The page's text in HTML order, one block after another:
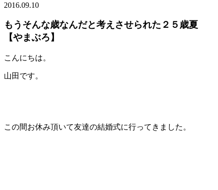
2016.09.10
もうそんな歳なんだと考えさせられた２５歳夏
【やまぶろ】
こんにちは。
山田です。
この間お休み頂いて友達の結婚式に行ってきました。